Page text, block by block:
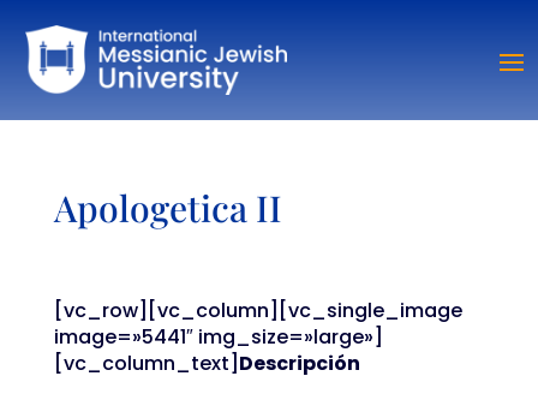
Apologetica II
[vc_row][vc_column][vc_single_image
image=»5441″ img_size=»large»]
[vc_column_text] Descripción